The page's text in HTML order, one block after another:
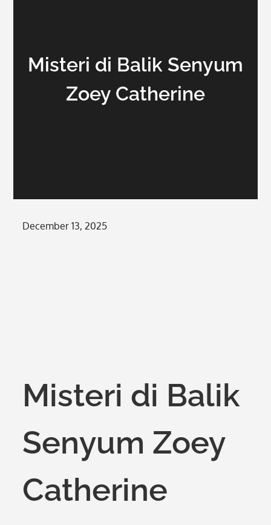
Misteri di Balik Senyum
Zoey Catherine
Posted
December 13, 2025
Misteri di Balik
Senyum Zoey
Catherine